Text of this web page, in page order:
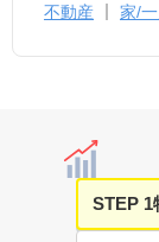
不動産 家/
STEP 1